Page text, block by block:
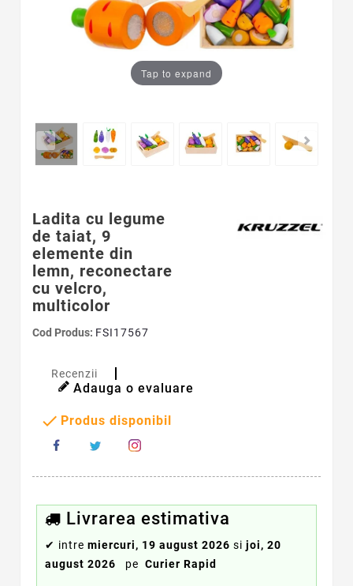
Tap to expand
Ladita cu legume
de taiat, 9
elemente din
lemn, reconectare
cu velcro,
multicolor
Cod Produs: FSI17567
Recenzii
Adauga o evaluare
 Produs disponibil
Livrarea estimativa
✔ intre miercuri, 19 august 2026 si joi, 20
august 2026
pe Curier Rapid